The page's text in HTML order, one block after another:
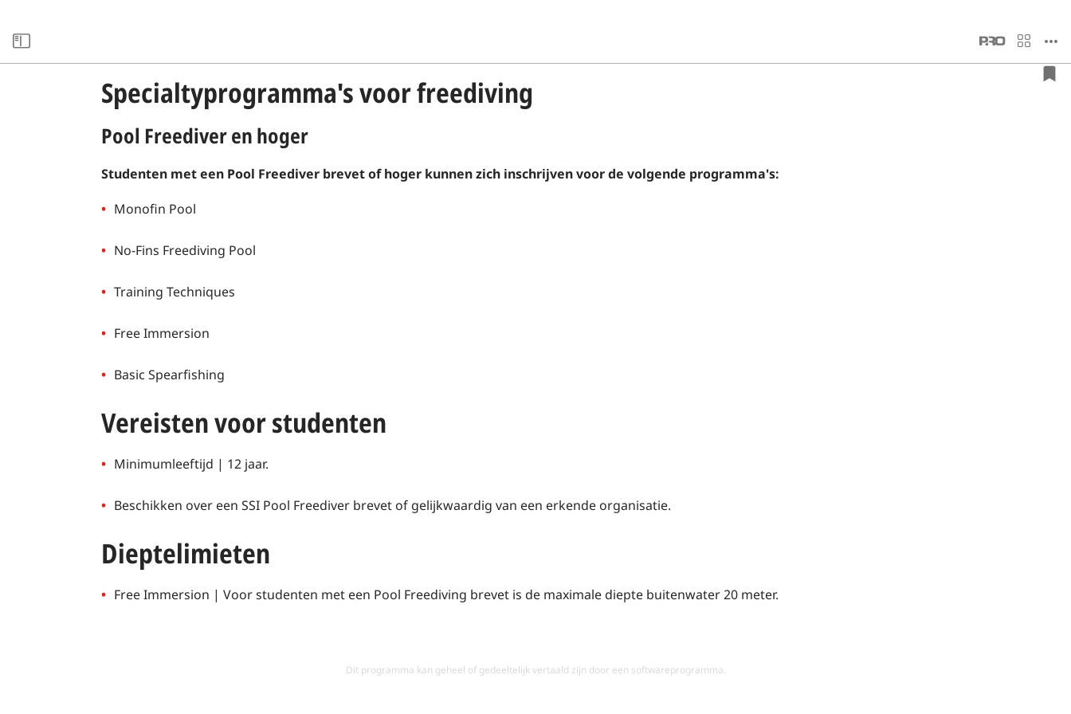
Specialtyprogramma's voor freediving
Pool Freediver en hoger
Studenten met een Pool Freediver brevet of hoger kunnen zich inschrijven voor de volgende programma's:
Monofin Pool
No-Fins Freediving Pool
Training Techniques
Free Immersion
Basic Spearfishing
Vereisten voor studenten
Minimumleeftijd | 12 jaar.
Beschikken over een SSI Pool Freediver brevet of gelijkwaardig van een erkende organisatie.
Dieptelimieten
Free Immersion | Voor studenten met een Pool Freediving brevet is de maximale diepte buitenwater 20 meter.
Dit programma kan geheel of gedeeltelijk vertaald zijn door een softwareprogramma.